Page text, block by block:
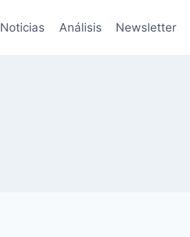
Noticias Análisis Newsletter